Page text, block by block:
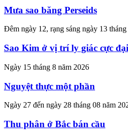
Mưa sao băng Perseids
Đêm ngày 12, rạng sáng ngày 13
Sao Kim ở vị trí ly giác cực
Ngày 15 tháng 8 năm 2026
Nguyệt thực một phần
Ngày 27 đến ngày 28 tháng 08 năm
Thu phân ở Bắc bán cầu